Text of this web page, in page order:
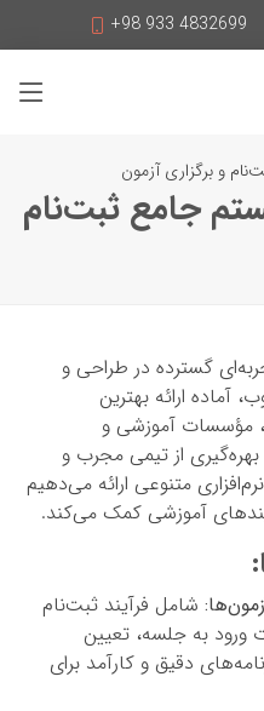
+98 933 4832699
و برگزاری آزمون
جامع ثبت‌نام
گسترده در طراحی و
آماده ارائه بهترین
مؤسسات آموزشی و
از تیمی مجرب و
متنوعی ارائه می‌دهیم
آموزشی کمک می‌کند.
شامل فرآیند ثبت‌نام
ورود به جلسه، تعیین
دقیق و کارآمد برای